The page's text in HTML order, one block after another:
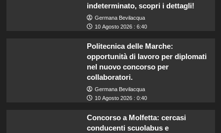
indeterminato, scopri i dettagli!
Germana Bevilacqua
10 Agosto 2026 : 6:40
Politecnica delle Marche:
opportunità di lavoro per diplomati
nel nuovo concorso per
collaboratori.
Germana Bevilacqua
10 Agosto 2026 : 0:40
Concorso a Molfetta: cercasi
conducenti scuolabus e